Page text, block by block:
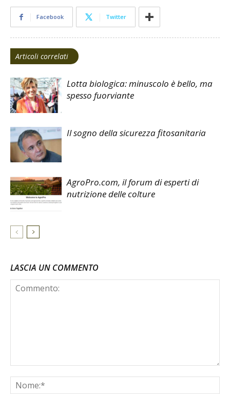
Facebook Twitter
Articoli correlati
Lotta biologica: minuscolo è bello, ma
spesso fuorviante
Il sogno della sicurezza fitosanitaria
AgroPro.com, il forum di esperti di
nutrizione delle colture
LASCIA UN COMMENTO